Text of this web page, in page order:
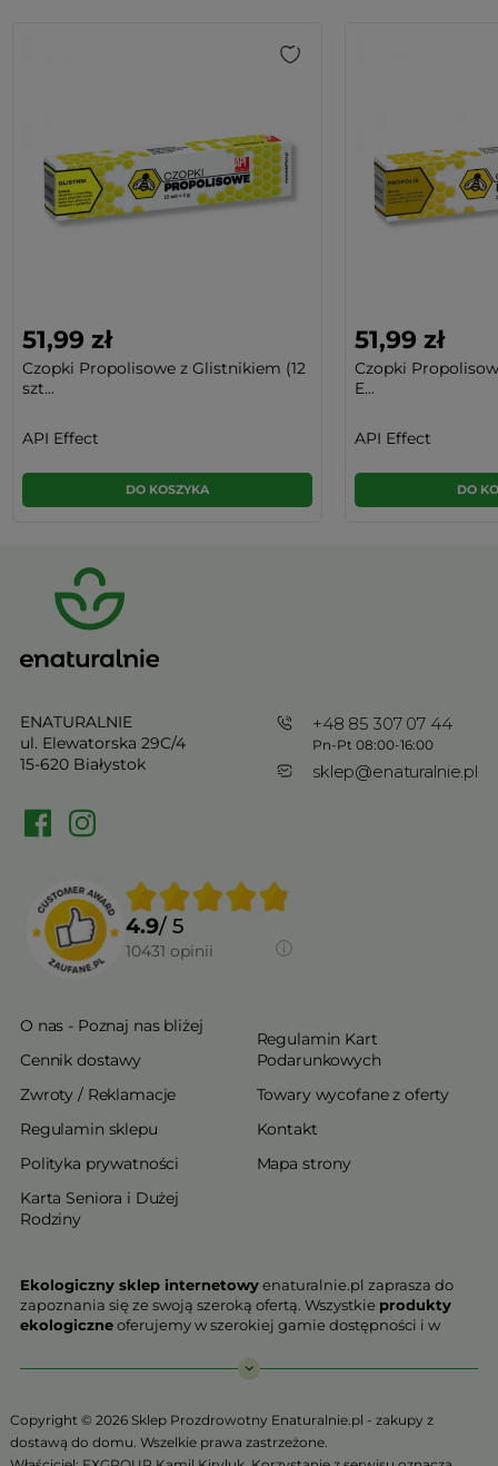
51,99 zł
Czopki Propolisowe z Glistnikiem (12
szt...
API Effect
DO KOSZYKA
51,99 zł
Czopki
E...
API Effect
DO
ENATURALNIE
ul. Elewatorska 29C/4
15-620 Białystok
+48 85 307 07 44
Pn-Pt 08:00-16:00
sklep@enaturalnie.pl
4.9/ 5
10431 opinii
O nas - Poznaj nas bliżej
Cennik dostawy
Zwroty / Reklamacje
Regulamin sklepu
Polityka prywatności
Karta Seniora i Dużej
Rodziny
Regulamin Kart
Podarunkowych
Towary wycofane z oferty
Kontakt
Mapa strony
Ekologiczny sklep internetowyenaturalnie.pl zaprasza do
zapoznania się ze swoją szeroką ofertą. Wszystkie produkty
ekologiczneoferujemy w szerokiej gamie dostępności i w
ekologiczne charakteryzują się najwyższą jakością.
Państwu prezentujemy stawia na jakość i bezpieczeństwo
odżywiania. Jeśli chcesz zadbać o swoją zdrową przyszłość już
Copyright © 2026 Sklep Prozdrowotny Enaturalnie.pl - zakupy z
dostawą do domu. Wszelkie prawa zastrzeżone.